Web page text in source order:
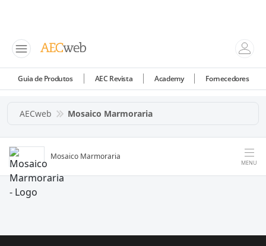
Guia de Produtos AEC Revista Academy Fornecedores
AECweb Mosaico Marmoraria
Mosaico Marmoraria
MENU